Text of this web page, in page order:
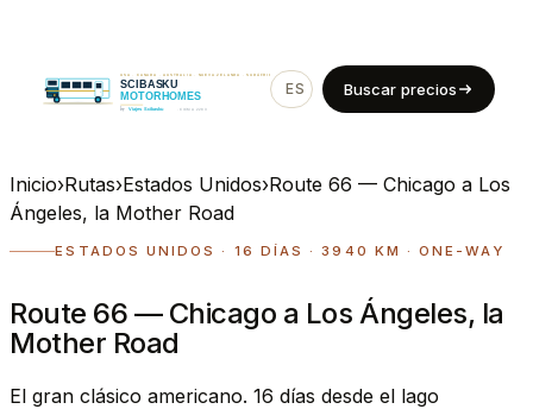
ES EN
Buscar precios
Inicio›Rutas›Estados Unidos›Route 66 — Chicago a Los
Ángeles, la Mother Road
ESTADOS UNIDOS · 16 DÍAS · 3940 KM · ONE-WAY
Route 66 — Chicago a Los Ángeles, la
Mother Road
El gran clásico americano. 16 días desde el lago